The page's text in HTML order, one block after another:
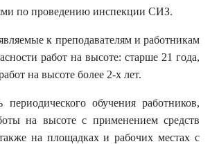
по проведению инспекции СИЗ.
к преподавателям и работникам
работ на высоте: старше 21 года,
на высоте более 2-х лет.
периодического обучения работников,
на высоте с применением средств
на площадках и рабочих местах с